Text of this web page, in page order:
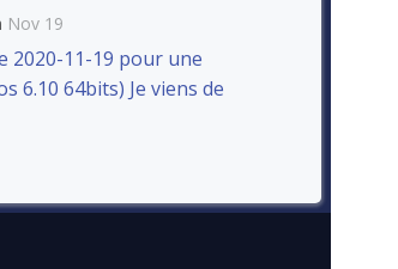
Nov 19
2020-11-19 pour une
6.10 64bits) Je viens de